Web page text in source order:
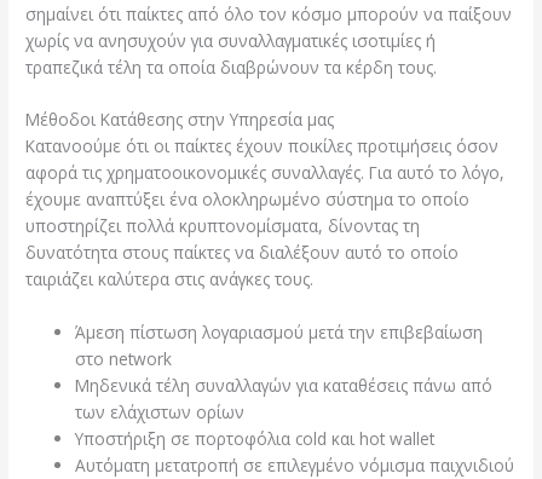
σημαίνει ότι παίκτες από όλο τον κόσμο μπορούν να παίξουν
χωρίς να ανησυχούν για συναλλαγματικές ισοτιμίες ή
τραπεζικά τέλη τα οποία διαβρώνουν τα κέρδη τους.
Μέθοδοι Κατάθεσης στην Υπηρεσία μας
Κατανοούμε ότι οι παίκτες έχουν ποικίλες προτιμήσεις όσον
αφορά τις χρηματοοικονομικές συναλλαγές. Για αυτό το λόγο,
έχουμε αναπτύξει ένα ολοκληρωμένο σύστημα το οποίο
υποστηρίζει πολλά κρυπτονομίσματα, δίνοντας τη
δυνατότητα στους παίκτες να διαλέξουν αυτό το οποίο
ταιριάζει καλύτερα στις ανάγκες τους.
Άμεση πίστωση λογαριασμού μετά την επιβεβαίωση
στο network
Μηδενικά τέλη συναλλαγών για καταθέσεις πάνω από
των ελάχιστων ορίων
Υποστήριξη σε πορτοφόλια cold και hot wallet
Αυτόματη μετατροπή σε επιλεγμένο νόμισμα παιχνιδιού